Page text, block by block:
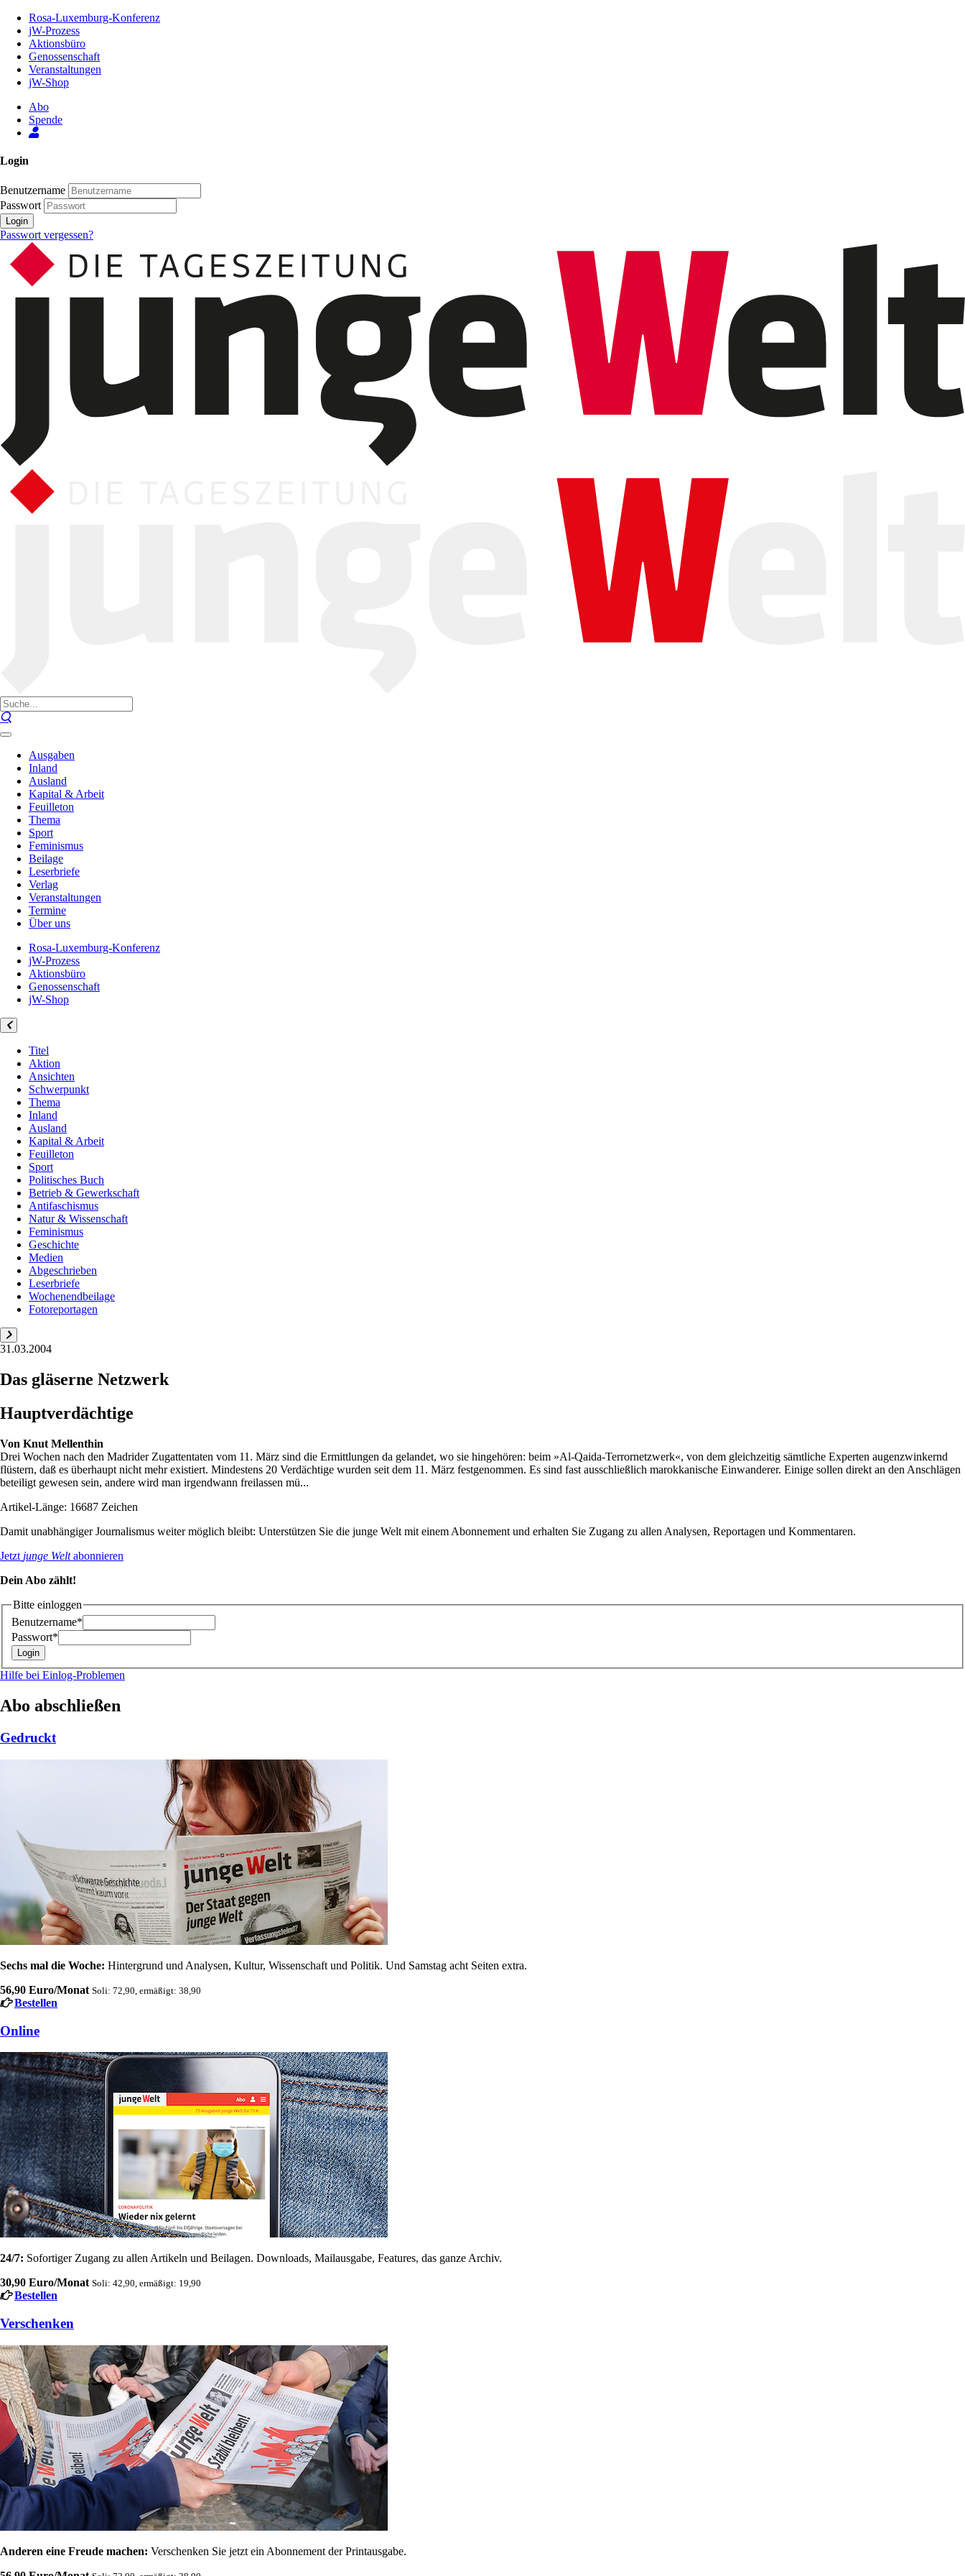
Inhalt
Seite
Rosa-Luxemburg-Konferenz
jW-Prozess
Aktionsbüro
Genossenschaft
Veranstaltungen
jW-Shop
Abo
Spende
Login
Benutzername
Passwort
Login
Passwort vergessen?
Ausgaben
Inland
Ausland
Kapital & Arbeit
Feuilleton
Thema
Sport
Feminismus
Beilage
Leserbriefe
Verlag
Veranstaltungen
Termine
Über uns
Rosa-Luxemburg-Konferenz
jW-Prozess
Aktionsbüro
Genossenschaft
jW-Shop
Titel
Aktion
Ansichten
Schwerpunkt
Thema
Inland
Ausland
Kapital & Arbeit
Feuilleton
Sport
Politisches Buch
Betrieb & Gewerkschaft
Antifaschismus
Natur & Wissenschaft
Feminismus
Geschichte
Medien
Abgeschrieben
Leserbriefe
Wochenendbeilage
Fotoreportagen
31.03.2004
Das gläserne Netzwerk
Hauptverdächtige
Von Knut Mellenthin
Drei Wochen nach den Madrider Zugattentaten vom 11. März sind die Ermittlungen da gelandet, wo sie hingehören: beim »Al-Qaida-Terrornetzwerk«, von dem gleichzeitig sämtliche Experten augenzwinkernd
flüstern, daß es überhaupt nicht mehr existiert. Mindestens 20 Verdächtige wurden seit dem 11. März festgenommen. Es sind fast ausschließlich marokkanische Einwanderer. Einige sollen direkt an den Anschlägen
beteiligt gewesen sein, andere wird man irgendwann freilassen mü...
Artikel-Länge: 16687 Zeichen
Damit unabhängiger Journalismus weiter möglich bleibt: Unterstützen Sie die junge Welt mit einem Abonnement und erhalten Sie Zugang zu allen Analysen, Reportagen und Kommentaren.
Jetzt junge Weltabonnieren
Dein Abo zählt!
Bitte einloggen
Benutzername*
Passwort*
Hilfe bei Einlog-Problemen
Abo abschließen
Gedruckt
Sechs mal die Woche: Hintergrund und Analysen, Kultur, Wissenschaft und Politik. Und Samstag acht Seiten extra.
56,90 Euro/Monat Soli: 72,90, ermäßigt: 38,90
Bestellen
Online
24/7: Sofortiger Zugang zu allen Artikeln und Beilagen. Downloads, Mailausgabe, Features, das ganze Archiv.
30,90 Euro/Monat Soli: 42,90, ermäßigt: 19,90
Bestellen
Verschenken
Anderen eine Freude machen: Verschenken Sie jetzt ein Abonnement der Printausgabe.